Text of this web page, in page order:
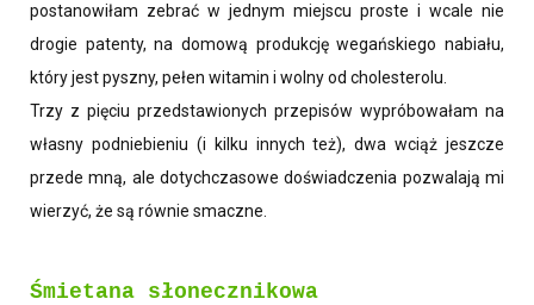
postanowiłam zebrać w jednym miejscu proste i wcale nie
drogie patenty, na domową produkcję wegańskiego nabiału,
który jest pyszny, pełen witamin i wolny od cholesterolu.
Trzy z pięciu przedstawionych przepisów wypróbowałam na
własny podniebieniu (i kilku innych też), dwa wciąż jeszcze
przede mną, ale dotychczasowe doświadczenia pozwalają mi
wierzyć, że są równie smaczne.
Śmietana słonecznikowa